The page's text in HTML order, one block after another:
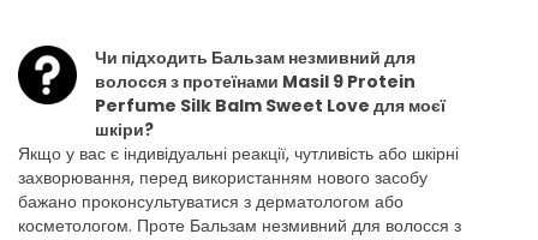
Чи підходить Бальзам незмивний для
волосся з протеїнами Masil 9 Protein
Perfume Silk Balm Sweet Love для моєї
шкіри?
Якщо у вас є індивідуальні реакції, чутливість або шкірні
захворювання, перед використанням нового засобу
бажано проконсультуватися з дерматологом або
косметологом. Проте Бальзам незмивний для волосся з